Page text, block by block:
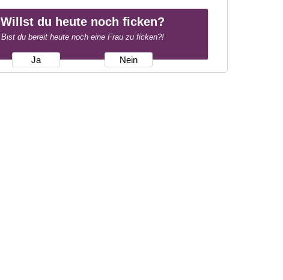
Willst du heute noch ficken?
Bist du bereit heute noch eine Frau zu ficken?!
Ja Nein